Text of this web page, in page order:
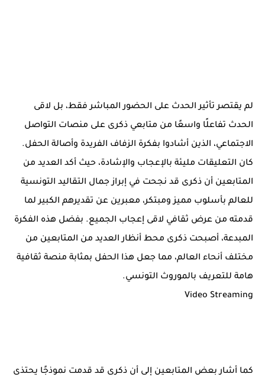
لم يقتصر تأثير الحدث على الحضور المباشر فقط، بل لاقى
الحدث تفاعلًا واسعًا من متابعي ذكرى على منصات التواصل
الاجتماعي، الذين أشادوا بفكرة الزفاف الفريدة وأصالة الحفل.
كان التعليقات مليئة بالإعجاب والإشادة، حيث أكد العديد من
المتابعين أن ذكرى قد نجحت في إبراز جمال التقاليد التونسية
للعالم بأسلوب مميز ومبتكر، معبرين عن تقديرهم الكبير لما
قدمته من عرض ثقافي لاقى إعجاب الجميع. بفضل هذه الفكرة
المبدعة، أصبحت ذكرى محط أنظار العديد من المتابعين من
مختلف أنحاء العالم، مما جعل هذا الحفل بمثابة منصة ثقافية
هامة للتعريف بالموروث التونسي.
Video Streaming
كما أشار بعض المتابعين إلى أن ذكرى قد قدمت نموذجًا يحتذى